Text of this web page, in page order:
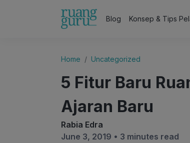
Blog Konsep & Tips
Home Uncategorized
5 Fitur Baru
Ajaran Baru
Rabia Edra
June 3, 2019 • 3 minutes read